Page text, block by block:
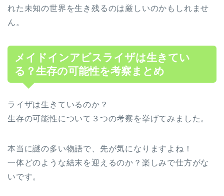
れた未知の世界を生き残るのは厳しいのかもしれませ
ん。
メイドインアビスライザは生きてい
る？生存の可能性を考察まとめ
ライザは生きているのか？
生存の可能性について３つの考察を挙げてみました。
本当に謎の多い物語で、先が気になりますよね！
一体どのような結末を迎えるのか？楽しみで仕方がな
いです。